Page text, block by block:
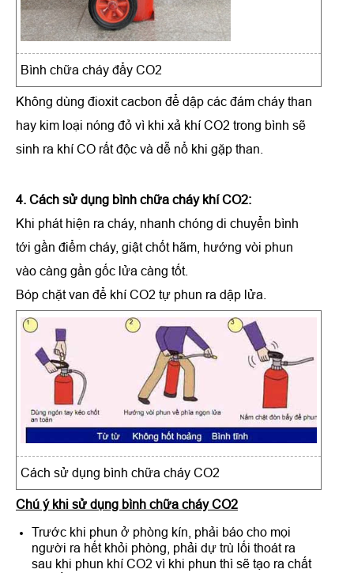
Bình chữa cháy đẩy CO2
Không dùng đioxit cacbon để dập các đám cháy than
hay kim loại nóng đỏ vì khi xả khí CO2 trong bình sẽ
sinh ra khí CO rất độc và dễ nổ khi gặp than.
4. Cách sử dụng bình chữa cháy khí CO2:
Khi phát hiện ra cháy, nhanh chóng di chuyển bình
tới gần điểm cháy, giật chốt hãm, hướng vòi phun
vào càng gần gốc lửa càng tốt.
Bóp chặt van để khí CO2 tự phun ra dập lửa.
Cách sử dụng bình chữa cháy CO2
Chú ý khi sử dụng bình chữa cháy CO2
Trước khi phun ở phòng kín, phải báo cho mọi
người ra hết khỏi phòng, phải dự trù lối thoát ra
sau khi phun khí CO2 vì khi phun thì sẽ tạo ra chất